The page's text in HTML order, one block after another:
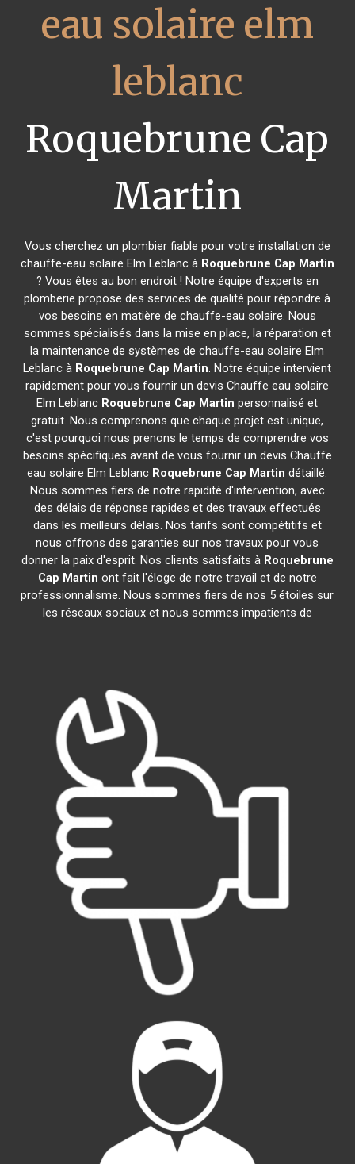
eau solaire elm
leblanc
Roquebrune Cap
Martin
Vous cherchez un plombier fiable pour votre installation de
chauffe-eau solaire Elm Leblanc à Roquebrune Cap Martin
? Vous êtes au bon endroit ! Notre équipe d'experts en
plomberie propose des services de qualité pour répondre à
vos besoins en matière de chauffe-eau solaire. Nous
sommes spécialisés dans la mise en place, la réparation et
la maintenance de systèmes de chauffe-eau solaire Elm
Leblanc à Roquebrune Cap Martin. Notre équipe intervient
rapidement pour vous fournir un devis Chauffe eau solaire
Elm Leblanc Roquebrune Cap Martin personnalisé et
gratuit. Nous comprenons que chaque projet est unique,
c'est pourquoi nous prenons le temps de comprendre vos
besoins spécifiques avant de vous fournir un devis Chauffe
eau solaire Elm Leblanc Roquebrune Cap Martin détaillé.
Nous sommes fiers de notre rapidité d'intervention, avec
des délais de réponse rapides et des travaux effectués
dans les meilleurs délais. Nos tarifs sont compétitifs et
nous offrons des garanties sur nos travaux pour vous
donner la paix d'esprit. Nos clients satisfaits à Roquebrune
Cap Martin ont fait l'éloge de notre travail et de notre
professionnalisme. Nous sommes fiers de nos 5 étoiles sur
les réseaux sociaux et nous sommes impatients de